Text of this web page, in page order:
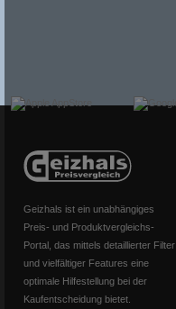
Geizhals ist ein unabhängiges
Preis- und Produktvergleichs-
Portal, das mittels detaillierter Filter
und vielfältiger Features eine
optimale Hilfestellung bei der
Kaufentscheidung bietet.